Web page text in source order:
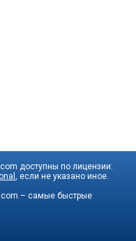
доступны по лицензии:
, если не указано иное.
– самые быстрые